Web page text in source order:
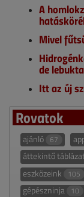
A
Mivel
de
Itt az új
Rovatok
ajánló 67
áttekintő
eszközeink 105
gépészninja 10